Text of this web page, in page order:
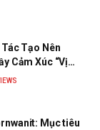
Tác Tạo Nên
Cảm Xúc “Vị
Mục tiêu